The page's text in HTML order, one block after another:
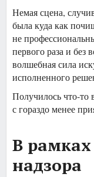
Немая сцена,
была куда как
не
первого раза и без
волшебная сила
исполненного
Получилось что-то
с гораздо менее
В рамках
надзора